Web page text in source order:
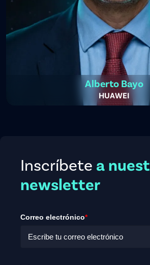
Alberto Bayo
HUAWEI
Inscríbete a
newsletter
Correo electrónico*